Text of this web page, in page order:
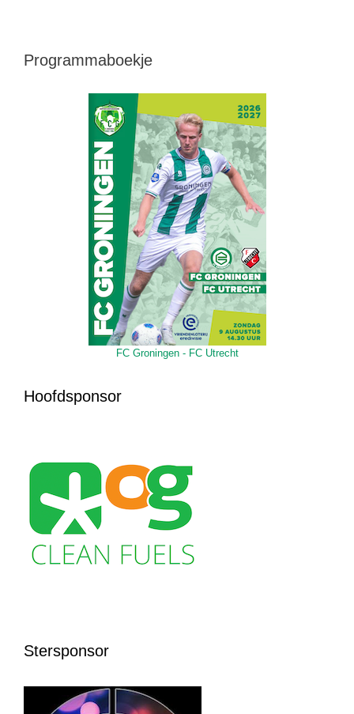
Programmaboekje
FC Groningen - FC Utrecht
Hoofdsponsor
Stersponsor